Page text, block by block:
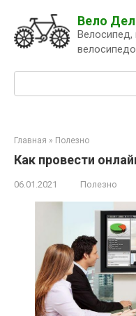
контенту
Вело
Велосипед,
Главная » Полезно
Как провести
06.01.2021 Полезно